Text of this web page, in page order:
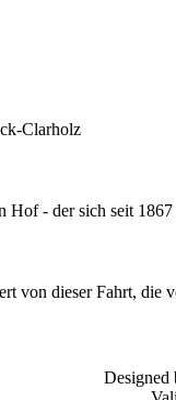
Clarholz
Hof - der sich seit
von dieser Fahrt, die
Designed